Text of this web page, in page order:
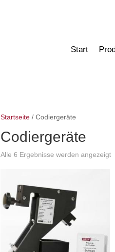
Start
Startseite / Codiergeräte
Codiergeräte
Alle 6 Ergebnisse werden angezeigt